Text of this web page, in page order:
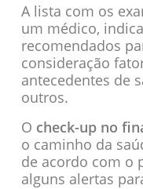
A lista com os
um médico,
recomendados
consideração
antecedentes de
outros.
O check-up no
o caminho da
de acordo com o
alguns alertas